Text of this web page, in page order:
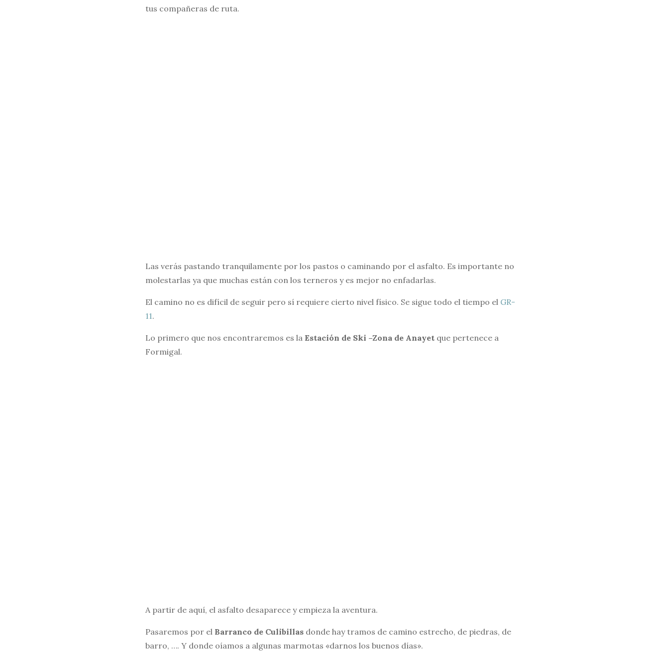
tus compañeras de ruta.
Las verás pastando tranquilamente por los pastos o caminando por el asfalto. Es importante no
molestarlas ya que muchas están con los terneros y es mejor no enfadarlas.
El camino no es difícil de seguir pero sí requiere cierto nivel físico. Se sigue todo el tiempo el GR-
11.
Lo primero que nos encontraremos es la Estación de Ski –Zona de Anayet que pertenece a
Formigal.
A partir de aquí, el asfalto desaparece y empieza la aventura.
Pasaremos por el Barranco de Culibillas donde hay tramos de camino estrecho, de piedras, de
barro, …. Y donde oíamos a algunas marmotas «darnos los buenos días».